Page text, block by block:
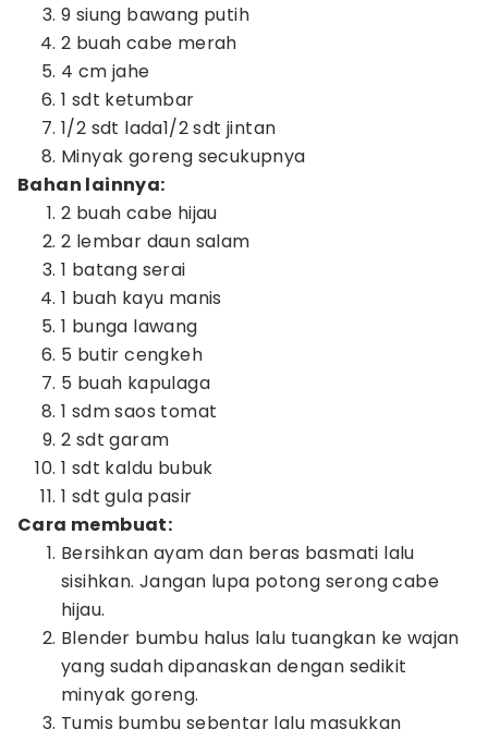
9 siung bawang putih
2 buah cabe merah
4 cm jahe
1 sdt ketumbar
1/2 sdt lada1/2 sdt jintan
Minyak goreng secukupnya
Bahan lainnya:
2 buah cabe hijau
2 lembar daun salam
1 batang serai
1 buah kayu manis
1 bunga lawang
5 butir cengkeh
5 buah kapulaga
1 sdm saos tomat
2 sdt garam
1 sdt kaldu bubuk
1 sdt gula pasir
Cara membuat:
Bersihkan ayam dan beras basmati lalu
sisihkan. Jangan lupa potong serong cabe
hijau.
Blender bumbu halus lalu tuangkan ke wajan
yang sudah dipanaskan dengan sedikit
minyak goreng.
Tumis bumbu sebentar lalu masukkan